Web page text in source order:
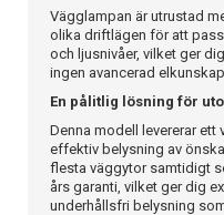
Vägglampan är utrustad
olika driftlägen för att
och ljusnivåer, vilket ger
ingen avancerad
En pålitlig lösning för
Denna modell levererar ett
effektiv belysning av
flesta väggytor samtidigt
års garanti, vilket ger dig
underhållsfri belysning